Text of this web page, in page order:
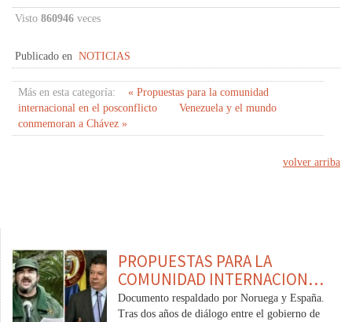
Visto 860946 veces
Publicado en NOTICIAS
Más en esta categoría:
« Propuestas para la comunidad
internacional en el posconflicto
Venezuela y el mundo
conmemoran a Chávez »
volver arriba
PROPUESTAS PARA LA
COMUNIDAD INTERNACION…
Documento respaldado por Noruega y España.
Tras dos años de diálogo entre el gobierno de